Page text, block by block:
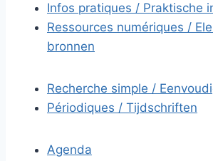
Infos pratiques / Praktische
Ressources numériques /
bronnen
Recherche simple /
Périodiques / Tijdschriften
Agenda